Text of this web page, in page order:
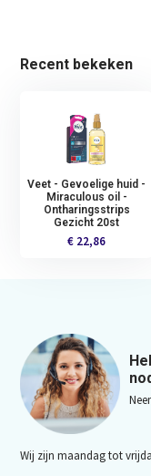
Recent bekeken
Veet - Gevoelige huid -
Miraculous oil -
Ontharingsstrips
Gezicht 20st
€ 22,86
Wij zijn maandag tot